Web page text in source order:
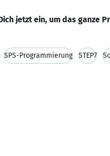
jetzt ein, um das ganze
SPS-Programmierung STEP7